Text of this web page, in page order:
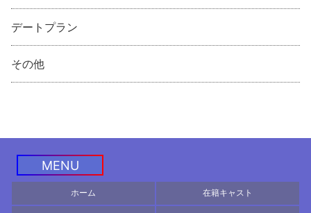
デートプラン
その他
MENU
ホーム 在籍キャスト